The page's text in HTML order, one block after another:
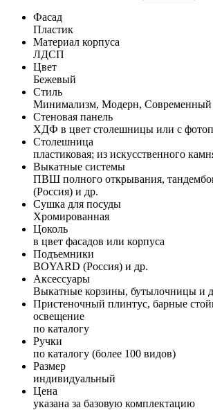
Фасад
Пластик
Материал корпуса
ЛДСП
Цвет
Бежевый
Стиль
Минимализм, Модерн, Современный
Стеновая панель
ХДФ в цвет столешницы или с
Столешница
пластиковая; из искусственного
Выкатные системы
ПВШ полного открывания,
(Россия) и др.
Сушка для посуды
Хромированная
Цоколь
в цвет фасадов или корпуса
Подъемники
BOYARD (Россия) и др.
Аксессуары
Выкатные корзины, бутылочницы и
Пристеночный плинтус, барные
освещение
по каталогу
Ручки
по каталогу (более 100 видов)
Размер
индивидуальный
Цена
указана за базовую комплектацию